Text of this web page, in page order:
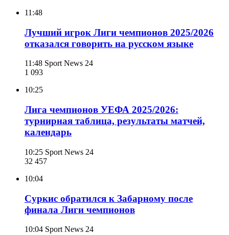
11:48
Лучший игрок Лиги чемпионов 2025/2026
отказался говорить на русском языке
11:48 Sport News 24
1 093
10:25
Лига чемпионов УЕФА 2025/2026:
турнирная таблица, результаты матчей,
календарь
10:25 Sport News 24
32 457
10:04
Суркис обратился к Забарному после
финала Лиги чемпионов
10:04 Sport News 24